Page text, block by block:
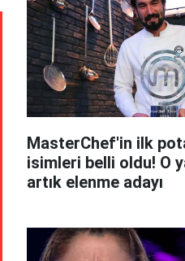
MasterChef'in ilk
isimleri belli oldu! O
artık elenme adayı